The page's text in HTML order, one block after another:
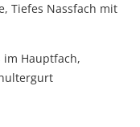
Tiefes Nassfach mit
im Hauptfach,